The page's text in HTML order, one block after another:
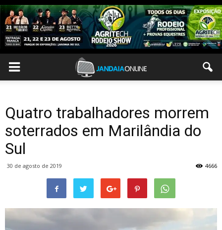
Quatro trabalhadores morrem
soterrados em Marilândia do
Sul
30 de agosto de 2019 4666